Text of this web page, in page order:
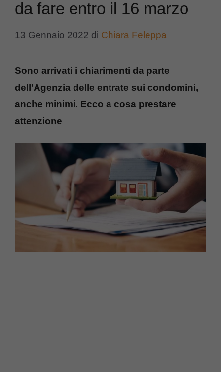
da fare entro il 16 marzo
13 Gennaio 2022 di Chiara Feleppa
Sono arrivati i chiarimenti da parte
dell’Agenzia delle entrate sui condomini,
anche minimi. Ecco a cosa prestare
attenzione